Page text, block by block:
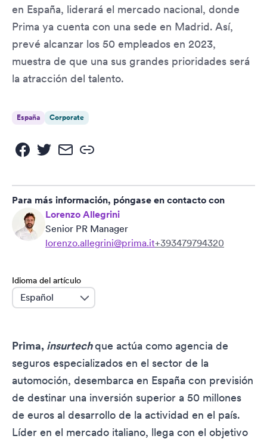
en España, liderará el mercado nacional, donde
Prima ya cuenta con una sede en Madrid. Así,
prevé alcanzar los 50 empleados en 2023,
muestra de que una sus grandes prioridades será
la atracción del talento.
España Corporate
Para más información, póngase en contacto con
Lorenzo Allegrini
Senior PR Manager
lorenzo.allegrini@prima.it+393479794320
Idioma del artículo
language
Prima, insurtechque actúa como agencia de
seguros especializados en el sector de la
automoción, desembarca en España con previsión
de destinar una inversión superior a 50 millones
de euros al desarrollo de la actividad en el país.
Líder en el mercado italiano, llega con el objetivo